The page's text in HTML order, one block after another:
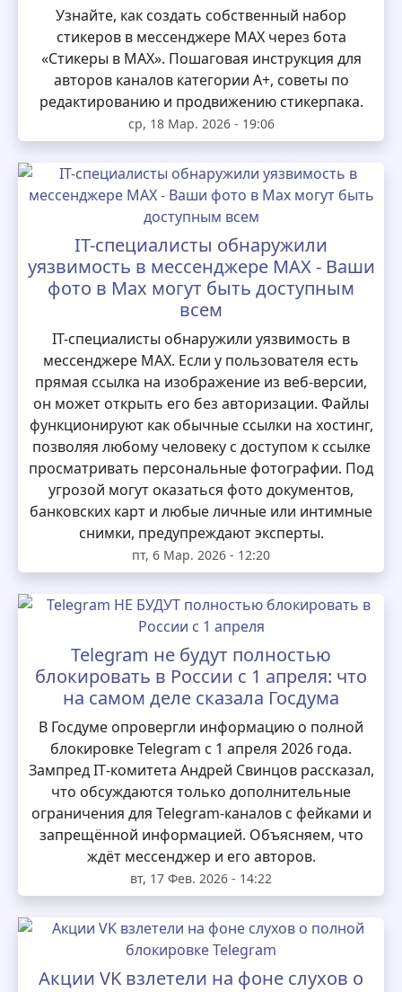
Узнайте, как создать собственный набор
стикеров в мессенджере MAX через бота
«Стикеры в MAX». Пошаговая инструкция для
авторов каналов категории А+, советы по
редактированию и продвижению стикерпака.
ср, 18 Мар. 2026 - 19:06
IT-специалисты обнаружили
уязвимость в мессенджере MAX - Ваши
фото в Max могут быть доступным
всем
IT-специалисты обнаружили уязвимость в
мессенджере MAX. Если у пользователя есть
прямая ссылка на изображение из веб-версии,
он может открыть его без авторизации. Файлы
функционируют как обычные ссылки на хостинг,
позволяя любому человеку с доступом к ссылке
просматривать персональные фотографии. Под
угрозой могут оказаться фото документов,
банковских карт и любые личные или интимные
снимки, предупреждают эксперты.
пт, 6 Мар. 2026 - 12:20
Telegram не будут полностью
блокировать в России с 1 апреля: что
на самом деле сказала Госдума
В Госдуме опровергли информацию о полной
блокировке Telegram с 1 апреля 2026 года.
Зампред IT‑комитета Андрей Свинцов рассказал,
что обсуждаются только дополнительные
ограничения для Telegram‑каналов с фейками и
запрещённой информацией. Объясняем, что
ждёт мессенджер и его авторов.
вт, 17 Фев. 2026 - 14:22
Акции VK взлетели на фоне слухов о